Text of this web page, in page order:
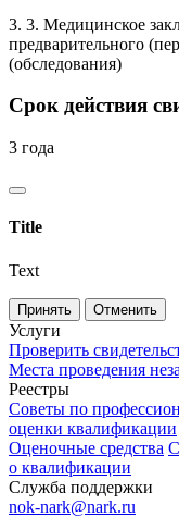
3. 3. Медицинское
предварительного
(обследования)
Срок действия
3 года
Title
Text
Принять Отменить
Услуги
Проверить
Места проведения
Реестры
Советы по
оценки квалификации
Оценочные средства
о квалификации
Служба поддержки
nok-nark@nark.ru